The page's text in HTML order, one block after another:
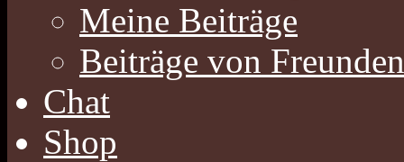
Meine Beiträge
Beiträge von Freunden
Chat
Shop